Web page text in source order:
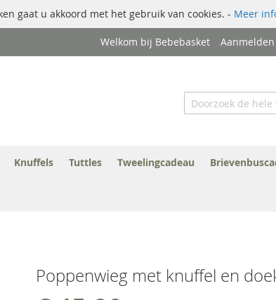
gaat u akkoord met het gebruik van cookies. - Meer
Welkom bij Bebebasket Aanmelden
Zoek
Knuffels Tuttles Tweelingcadeau
Poppenwieg met knuffel en